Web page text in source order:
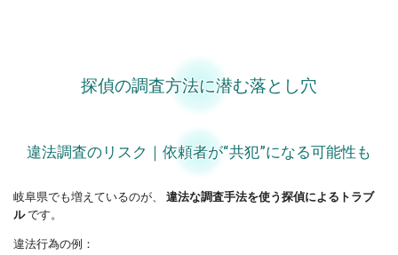
探偵の調査方法に潜む落とし穴
違法調査のリスク｜依頼者が“共犯”になる可能性も
岐阜県でも増えているのが、 違法な調査手法を使う探偵によるトラブ
ルです。
違法行為の例：